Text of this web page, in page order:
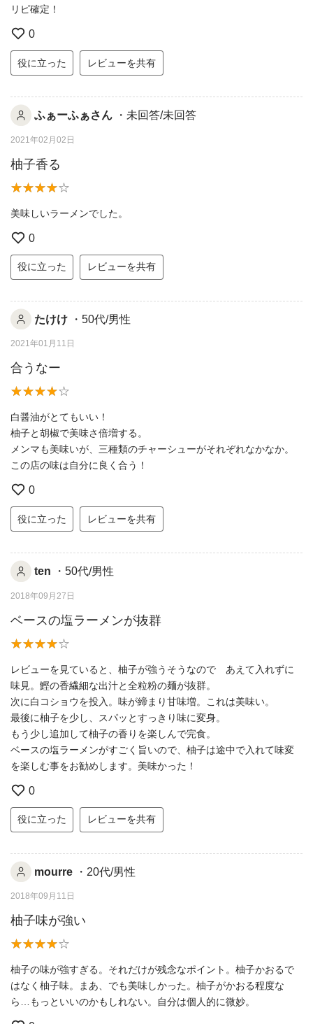
リピ確定！
0
役に立った レビューを共有
ふぁーふぁさん ・未回答/未回答
2021年02月02日
柚子香る
美味しいラーメンでした。
0
役に立った レビューを共有
たけけ ・50代/男性
2021年01月11日
合うなー
白醤油がとてもいい！
柚子と胡椒で美味さ倍増する。
メンマも美味いが、三種類のチャーシューがそれぞれなかなか。
この店の味は自分に良く合う！
0
役に立った レビューを共有
ten ・50代/男性
2018年09月27日
ベースの塩ラーメンが抜群
レビューを見ていると、柚子が強うそうなので あえて入れずに
味見。鰹の香繊細な出汁と全粒粉の麺が抜群。
次に白コショウを投入。味が締まり甘味増。これは美味い。
最後に柚子を少し、スパッとすっきり味に変身。
もう少し追加して柚子の香りを楽しんで完食。
ベースの塩ラーメンがすごく旨いので、柚子は途中で入れて味変
を楽しむ事をお勧めします。美味かった！
0
役に立った レビューを共有
mourre ・20代/男性
2018年09月11日
柚子味が強い
柚子の味が強すぎる。それだけが残念なポイント。柚子かおるで
はなく柚子味。まあ、でも美味しかった。柚子がかおる程度な
ら…もっといいのかもしれない。自分は個人的に微妙。